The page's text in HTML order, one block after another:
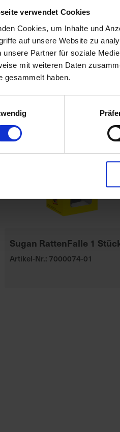
verwendet Cookies
Cookies, um Inhalte und
auf unsere Website zu
unsere Partner für soziale
mit weiteren Daten
gesammelt haben.
Substral Herbst-
Artikel-Nr.: 7000790-06-cfg
Sugan RattenFalle 1
Artikel-Nr.: 7000074-01